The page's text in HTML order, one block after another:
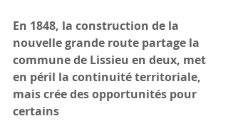
En 1848, la construction de la
nouvelle grande route partage la
commune de Lissieu en deux, met
en péril la continuité territoriale,
mais crée des opportunités pour
certains